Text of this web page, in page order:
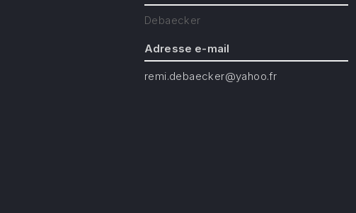
Debaecker
Adresse e-mail
remi.debaecker@yahoo.fr